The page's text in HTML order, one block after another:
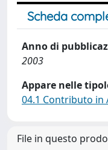
Scheda
Anno di
2003
Appare nelle
04.1 Contributo in
File in questo